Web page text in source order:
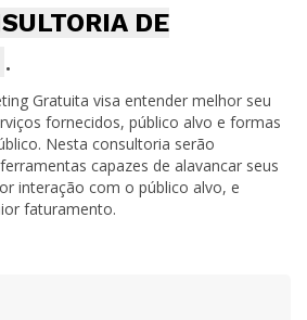
DE
.
Gratuita visa entender melhor seu
fornecidos, público alvo e formas
Nesta consultoria serão
capazes de alavancar seus
interação com o público alvo, e
faturamento.